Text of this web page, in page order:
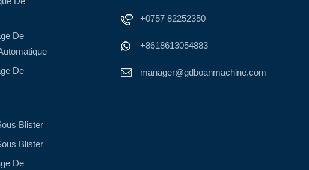
De
De
Blister
Blister
De
+0757 82252350
+8618613054883
manager@gdboanmachine.com